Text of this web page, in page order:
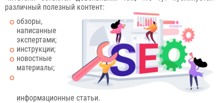
различный полезный контент:
обзоры,
написанные
экспертами;
инструкции;
новостные
материалы;
информационные статьи.